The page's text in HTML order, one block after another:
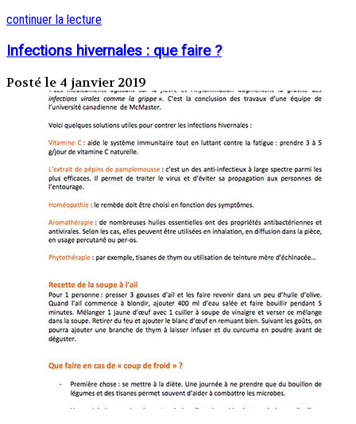
continuer la lecture
Infections hivernales : que faire ?
Posté le 4 janvier 2019